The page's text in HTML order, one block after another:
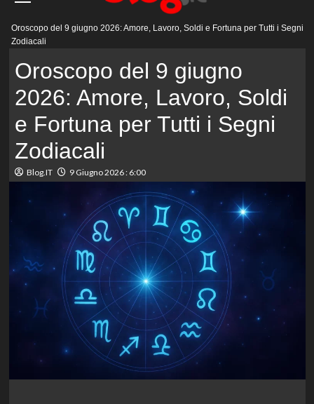
principale
Oroscopo del 9 giugno 2026: Amore, Lavoro, Soldi e Fortuna per Tutti i Segni
Zodiacali
Oroscopo del 9 giugno
2026: Amore, Lavoro, Soldi
e Fortuna per Tutti i Segni
Zodiacali
Blog.IT 9 Giugno 2026 : 6:00